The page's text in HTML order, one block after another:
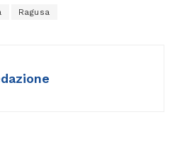
Ragusa